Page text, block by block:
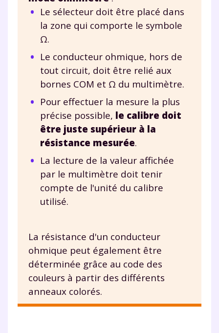
Le sélecteur doit être placé dans
la zone qui comporte le symbole
Ω.
Le conducteur ohmique, hors de
tout circuit, doit être relié aux
bornes COM et Ω du multimètre.
Pour effectuer la mesure la plus
précise possible, le calibre doit
être juste supérieur à la
résistance mesurée.
La lecture de la valeur affichée
par le multimètre doit tenir
compte de l'unité du calibre
utilisé.
La résistance d'un conducteur
ohmique peut également être
déterminée grâce au code des
couleurs à partir des différents
anneaux colorés.